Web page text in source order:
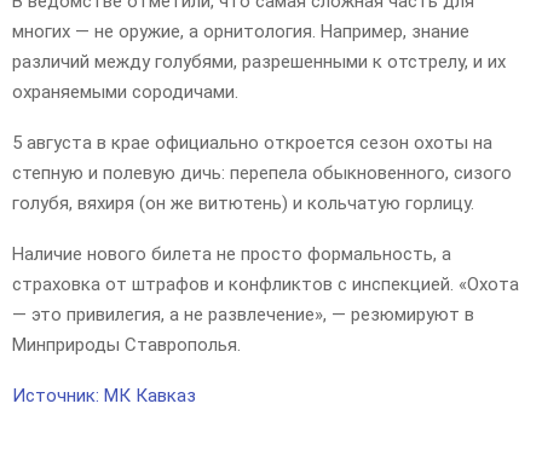
многих — не оружие, а орнитология. Например, знание
различий между голубями, разрешенными к отстрелу, и их
охраняемыми сородичами.
5 августа в крае официально откроется сезон охоты на
степную и полевую дичь: перепела обыкновенного, сизого
голубя, вяхиря (он же витютень) и кольчатую горлицу.
Наличие нового билета не просто формальность, а
страховка от штрафов и конфликтов с инспекцией. «Охота
— это привилегия, а не развлечение», — резюмируют в
Минприроды Ставрополья.
Источник: МК Кавказ